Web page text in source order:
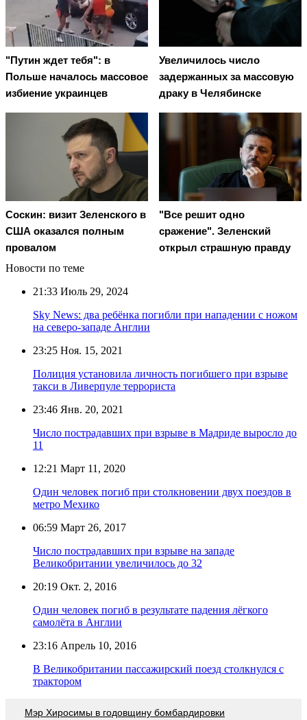
"Путин ждет тебя": в
Польше началось массовое
избиение украинцев
Увеличилось число
задержанных за массовую
драку в Челябинске
Соскин: визит Зеленского в
США оказался полным
провалом
"Все решит одно
сражение". Зеленский
открыл страшную правду
Новости по теме
21:33 Июль 29, 2024
Sky News: два ребёнка погибли при нападении с ножом
на северо-западе Англии
23:25 Ноя. 15, 2021
Полиция установила личность погибшего при взрыве
такси в Ливерпуле террориста
23:46 Янв. 20, 2021
Число пострадавших при взрыве в Мадриде выросло до
11
12:21 Март 11, 2020
Один человек погиб при столкновении двух поездов в
метро Мехико
06:59 Март 26, 2017
Число пострадавших при взрыве на западе
Великобритании увеличилось до 32
20:19 Окт. 2, 2016
Один человек погиб в результате падения лёгкого
самолёта в Англии
23:16 Апрель 10, 2016
В Великобритании пассажирский поезд столкнулся с
трактором
Мэр Хиросимы в годовщину бомбардировки